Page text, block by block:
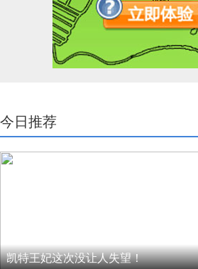
今日推荐
凯特王妃这次没让人失望！